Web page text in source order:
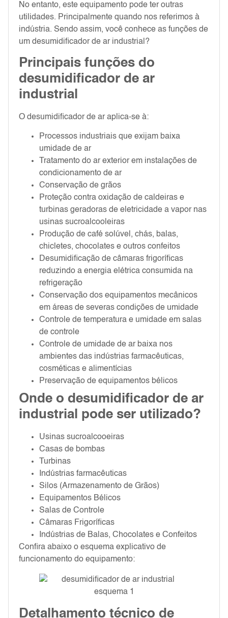
No entanto, este equipamento pode ter outras
utilidades. Principalmente quando nos referimos à
indústria. Sendo assim, você conhece as funções de
um desumidificador de ar industrial?
Principais funções do
desumidificador de ar
industrial
O desumidificador de ar aplica-se à:
Processos industriais que exijam baixa
umidade de ar
Tratamento do ar exterior em instalações de
condicionamento de ar
Conservação de grãos
Proteção contra oxidação de caldeiras e
turbinas geradoras de eletricidade a vapor nas
usinas sucroalcooleiras
Produção de café solúvel, chás, balas,
chicletes, chocolates e outros confeitos
Desumidificação de câmaras frigoríficas
reduzindo a energia elétrica consumida na
refrigeração
Conservação dos equipamentos mecânicos
em áreas de severas condições de umidade
Controle de temperatura e umidade em salas
de controle
Controle de umidade de ar baixa nos
ambientes das indústrias farmacêuticas,
cosméticas e alimentícias
Preservação de equipamentos bélicos
Onde o desumidificador de ar
industrial pode ser utilizado?
Usinas sucroalcooeiras
Casas de bombas
Turbinas
Indústrias farmacêuticas
Silos (Armazenamento de Grãos)
Equipamentos Bélicos
Salas de Controle
Câmaras Frigoríficas
Indústrias de Balas, Chocolates e Confeitos
Confira abaixo o esquema explicativo de
funcionamento do equipamento:
Detalhamento técnico de